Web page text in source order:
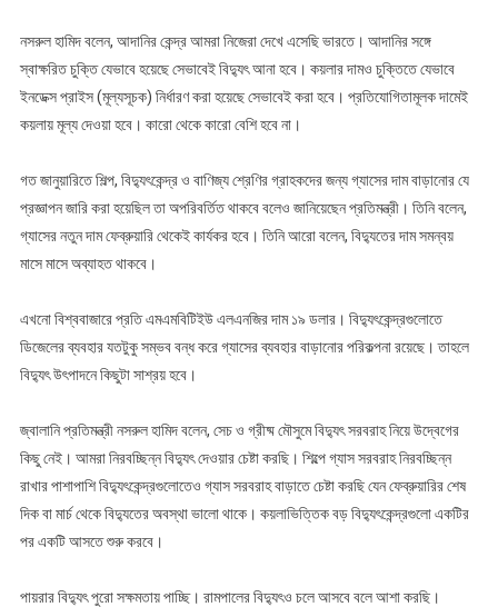
নসরুল হামিদ বলেন, আদানির কেন্দ্র আমরা নিজেরা দেখে এসেছি ভারতে। আদানির সঙ্গে
স্বাক্ষরিত চুক্তি যেভাবে হয়েছে সেভাবেই বিদ্যুৎ আনা হবে। কয়লার দামও চুক্তিতে যেভাবে
ইনডেক্স প্রাইস (মূল্যসূচক) নির্ধারণ করা হয়েছে সেভাবেই করা হবে। প্রতিযোগিতামূলক দামেই
কয়লায় মূল্য দেওয়া হবে। কারো থেকে কারো বেশি হবে না।
গত জানুয়ারিতে শিল্প, বিদ্যুৎকেন্দ্র ও বাণিজ্য শ্রেণির গ্রাহকদের জন্য গ্যাসের দাম বাড়ানোর যে
প্রজ্ঞাপন জারি করা হয়েছিল তা অপরিবর্তিত থাকবে বলেও জানিয়েছেন প্রতিমন্ত্রী। তিনি বলেন,
গ্যাসের নতুন দাম ফেব্রুয়ারি থেকেই কার্যকর হবে। তিনি আরো বলেন, বিদ্যুতের দাম সমন্বয়
মাসে মাসে অব্যাহত থাকবে।
এখনো বিশ্ববাজারে প্রতি এমএমবিটিইউ এলএনজির দাম ১৯ ডলার। বিদ্যুৎকেন্দ্রগুলোতে
ডিজেলের ব্যবহার যতটুকু সম্ভব বন্ধ করে গ্যাসের ব্যবহার বাড়ানোর পরিকল্পনা রয়েছে। তাহলে
বিদ্যুৎ উৎপাদনে কিছুটা সাশ্রয় হবে।
জ্বালানি প্রতিমন্ত্রী নসরুল হামিদ বলেন, সেচ ও গ্রীষ্ম মৌসুমে বিদ্যুৎ সরবরাহ নিয়ে উদ্বেগের
কিছু নেই। আমরা নিরবচ্ছিন্ন বিদ্যুৎ দেওয়ার চেষ্টা করছি। শিল্পে গ্যাস সরবরাহ নিরবচ্ছিন্ন
রাখার পাশাপাশি বিদ্যুৎকেন্দ্রগুলোতেও গ্যাস সরবরাহ বাড়াতে চেষ্টা করছি যেন ফেব্রুয়ারির শেষ
দিক বা মার্চ থেকে বিদ্যুতের অবস্থা ভালো থাকে। কয়লাভিত্তিক বড় বিদ্যুৎকেন্দ্রগুলো একটির
পর একটি আসতে শুরু করবে।
পায়রার বিদ্যুৎ পুরো সক্ষমতায় পাচ্ছি। রামপালের বিদ্যুৎও চলে আসবে বলে আশা করছি।